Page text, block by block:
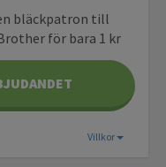
bläckpatron till
för bara 1 kr
Villkor